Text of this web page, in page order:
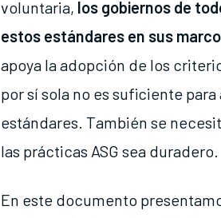
voluntaria, los gobiernos de
estos estándares en sus
apoya la adopción de los
por sí sola no es suficiente
estándares. También se
las prácticas ASG sea duradero.
En este documento